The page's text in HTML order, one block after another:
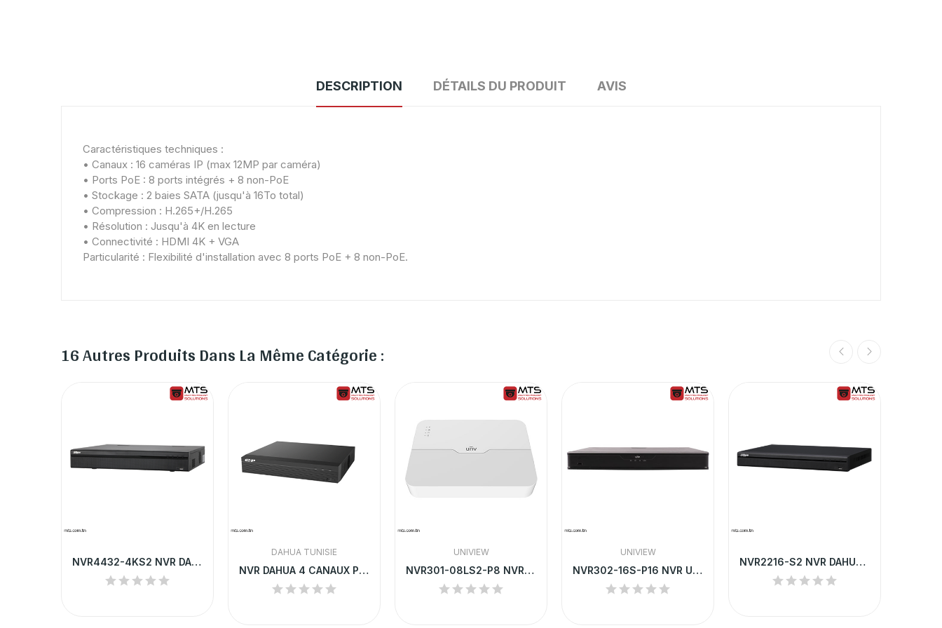
DESCRIPTION DÉTAILS DU PRODUIT AVIS
Caractéristiques techniques :
• Canaux : 16 caméras IP (max 12MP par caméra)
• Ports PoE : 8 ports intégrés + 8 non-PoE
• Stockage : 2 baies SATA (jusqu'à 16To total)
• Compression : H.265+/H.265
• Résolution : Jusqu'à 4K en lecture
• Connectivité : HDMI 4K + VGA
Particularité : Flexibilité d'installation avec 8 ports PoE + 8 non-PoE.
16 Autres Produits Dans La Même Catégorie :
NVR4432-4KS2 NVR DAHUA 32 CHANNEL 1.5U 4K&H265...
DAHUA TUNISIE
NVR DAHUA 4 CANAUX POE HAUTE PERFORMANCE |...
UNIVIEW
NVR301-08LS2-P8 NVR UNV 8-CH 1 SATA INTERFACE 8...
UNIVIEW
NVR302-16S-P16 NVR UNV 16-CH 2 SATA INTERFACE...
NVR2216-S2 NVR DAHUA 16 CHANNEL 1U LITE UP TO 6MP